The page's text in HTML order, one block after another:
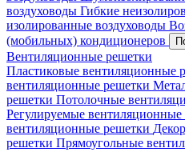
воздуховоды Гибкие
изолированные воздуховоды
(мобильных) кондиционеров
Вентиляционные решетки
Пластиковые вентиляционные
вентиляционные решетки
решетки Потолочные
Регулируемые вентиляционные
вентиляционные решетки
решетки Прямоугольные